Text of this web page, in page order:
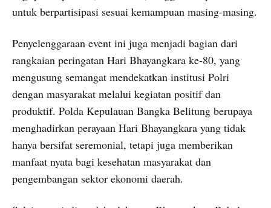
untuk berpartisipasi sesuai kemampuan masing-masing.
Penyelenggaraan event ini juga menjadi bagian dari
rangkaian peringatan Hari Bhayangkara ke-80, yang
mengusung semangat mendekatkan institusi Polri
dengan masyarakat melalui kegiatan positif dan
produktif. Polda Kepulauan Bangka Belitung berupaya
menghadirkan perayaan Hari Bhayangkara yang tidak
hanya bersifat seremonial, tetapi juga memberikan
manfaat nyata bagi kesehatan masyarakat dan
pengembangan sektor ekonomi daerah.